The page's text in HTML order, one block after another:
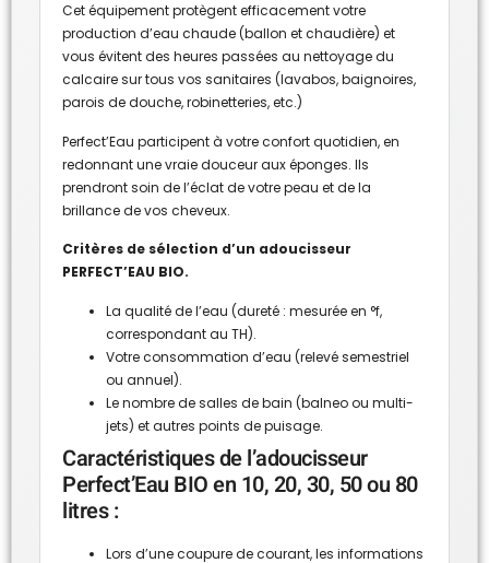
Cet équipement protègent efficacement votre
production d’eau chaude (ballon et chaudière) et
vous évitent des heures passées au nettoyage du
calcaire sur tous vos sanitaires (lavabos, baignoires,
parois de douche, robinetteries, etc.)
Perfect’Eau participent à votre confort quotidien, en
redonnant une vraie douceur aux éponges. Ils
prendront soin de l’éclat de votre peau et de la
brillance de vos cheveux.
Critères de sélection d’un adoucisseur
PERFECT’EAU BIO.
La qualité de l’eau (dureté : mesurée en °f,
correspondant au TH).
Votre consommation d’eau (relevé semestriel
ou annuel).
Le nombre de salles de bain (balneo ou multi-
jets) et autres points de puisage.
Caractéristiques de l’adoucisseur
Perfect’Eau BIO en 10, 20, 30, 50 ou 80
litres :
Lors d’une coupure de courant, les informations